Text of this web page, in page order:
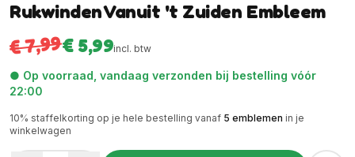
Rukwinden Vanuit 't Zuiden Embleem
€ 7,99€ 5,99incl. btw
● Op voorraad, vandaag verzonden bij bestelling vóór
22:00
10% staffelkorting op je hele bestelling vanaf 5 emblemen in je
winkelwagen